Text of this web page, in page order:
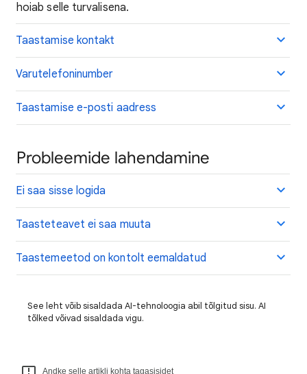
hoiab selle turvalisena.
Taastamise kontakt
Varutelefoninumber
Taastamise e-posti aadress
Probleemide lahendamine
Ei saa sisse logida
Taasteteavet ei saa muuta
Taastemeetod on kontolt eemaldatud
See leht võib sisaldada AI-tehnoloogia abil tõlgitud sisu. AI
tõlked võivad sisaldada vigu.
Andke selle artikli kohta tagasisidet